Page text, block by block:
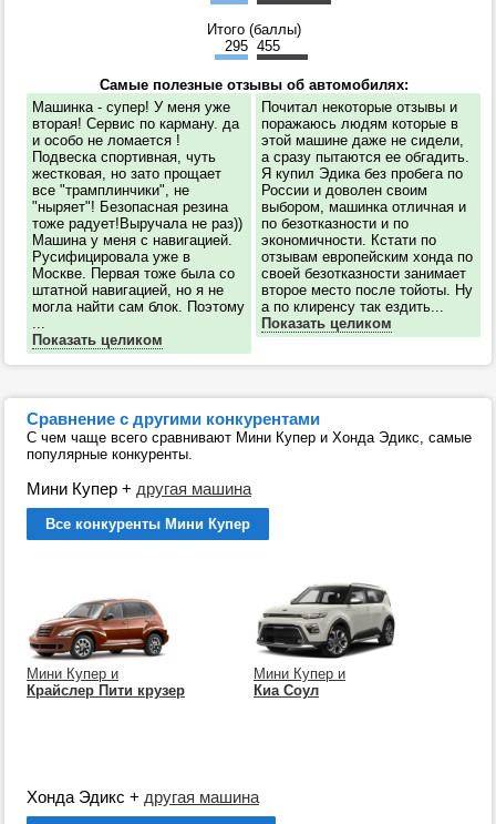
Итого (баллы)
295 455
Самые полезные отзывы об автомобилях:
Машинка - супер! У меня уже
вторая! Сервис по карману. да
и особо не ломается !
Подвеска спортивная, чуть
жестковая, но зато прощает
все "трамплинчики", не
"ныряет"! Безопасная резина
тоже радует!Выручала не раз))
Машина у меня с навигацией.
Русифицировала уже в
Москве. Первая тоже была со
штатной навигацией, но я не
могла найти сам блок. Поэтому
Показать целиком
Почитал некоторые отзывы и
поражаюсь людям которые в
этой машине даже не сидели,
а сразу пытаются ее обгадить.
Я купил Эдика без пробега по
России и доволен своим
выбором, машинка отличная и
по безотказности и по
экономичности. Кстати по
отзывам европейским хонда по
своей безотказности занимает
второе место после тойоты. Ну
а по клиренсу так ездить...
Показать целиком
Сравнение с другими конкурентами
С чем чаще всего сравнивают Мини Купер и Хонда Эдикс, самые
популярные конкуренты.
Мини Купер + другая машина
Все конкуренты Мини Купер
Мини Купер и
Крайслер Пити крузер
Мини Купер и
Киа Соул
Хонда Эдикс + другая машина